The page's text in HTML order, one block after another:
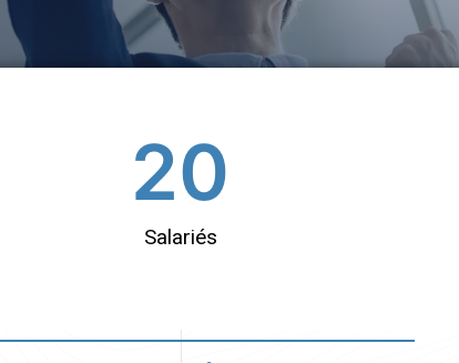
20
Salariés